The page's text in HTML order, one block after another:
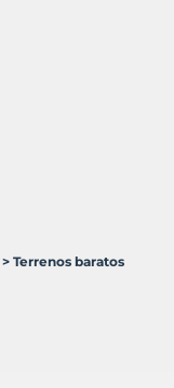
> Terrenos baratos